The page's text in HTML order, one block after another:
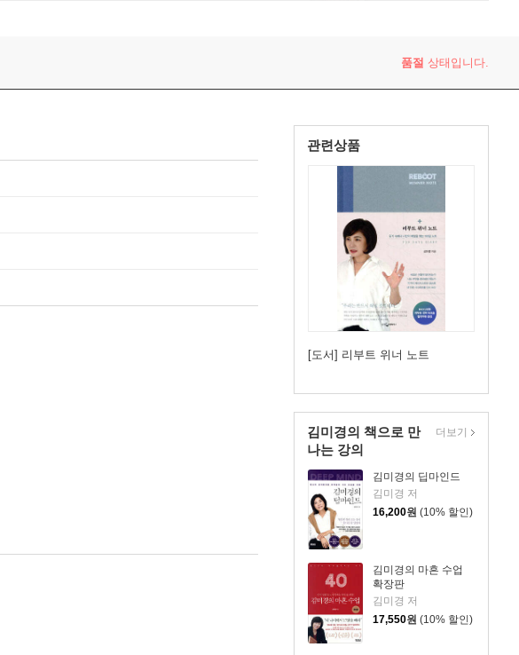
품절 상태입니다.
관련상품
[도서] 리부트 위너 노트
김미경의 책으로 만
나는 강의
김미경의 딥마인드
김미경 저
16,200원 (10% 할인)
김미경의 마흔 수업
확장판
김미경 저
17,550원 (10% 할인)
더보기